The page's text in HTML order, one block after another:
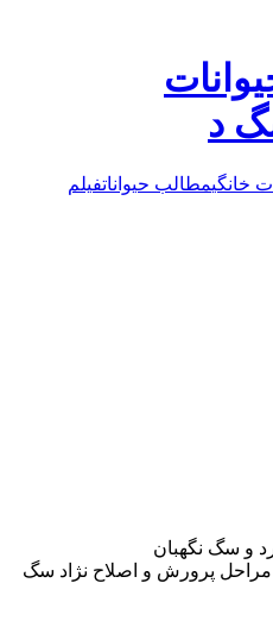
د
خانگیمطالب حیواناتفیلم
و سگ نگهبان
پرورش و اصلاح نژاد سگ